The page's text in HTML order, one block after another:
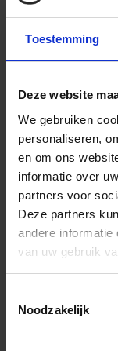
Toestemming
Deze website
We gebruiken
personaliseren,
en om ons
informatie over
partners voor
Deze partners
andere informatie
van uw gebruik
Noodzakelijk